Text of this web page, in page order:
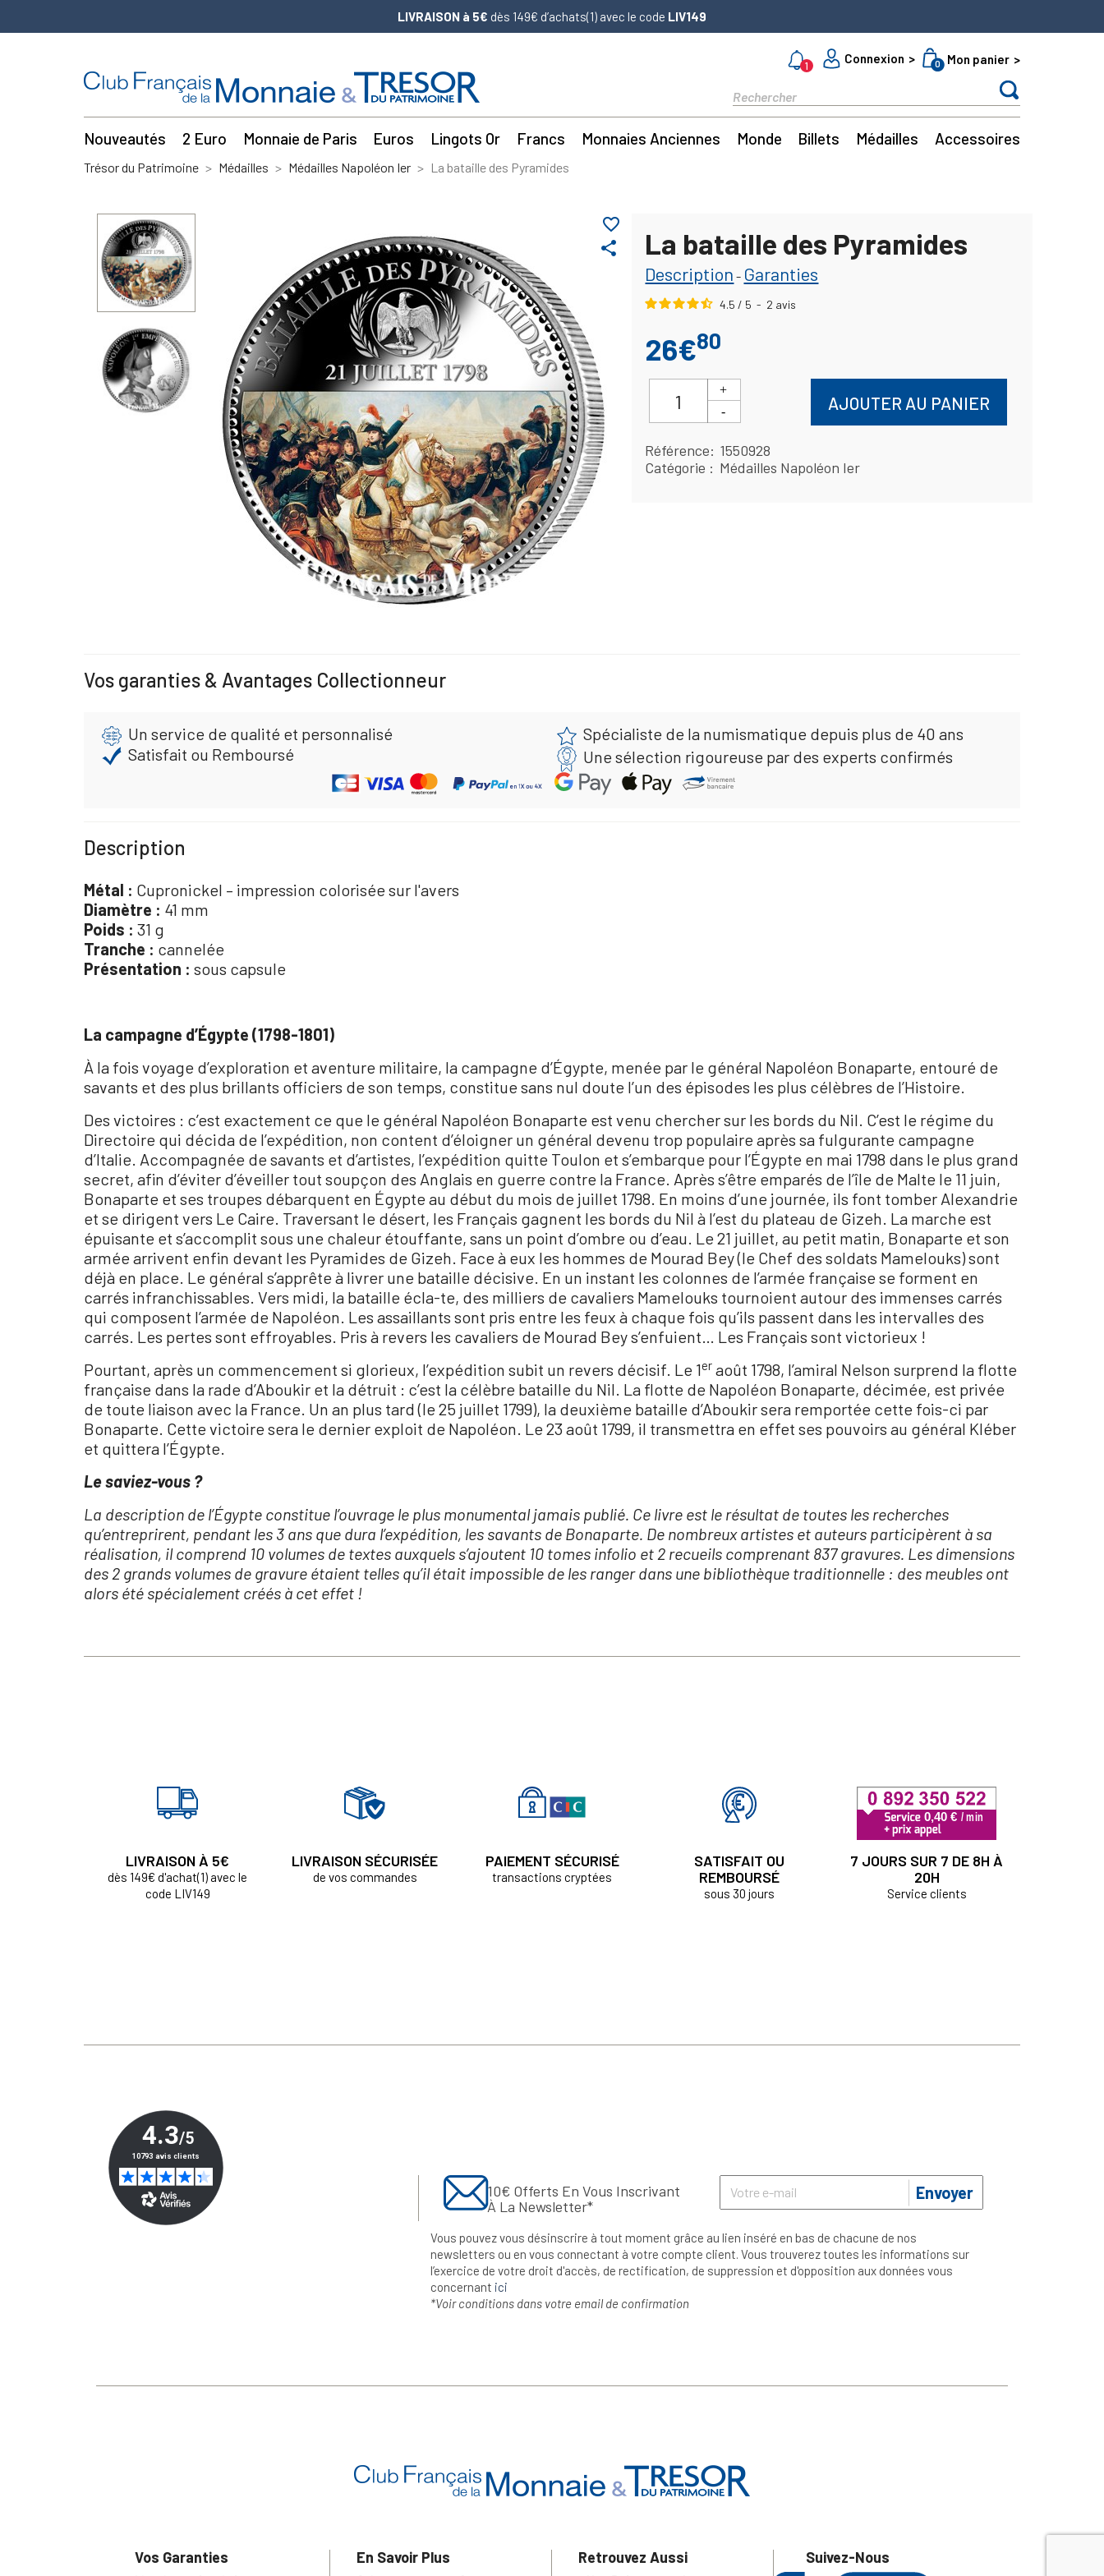
LIVRAISON à 5€ dès 149€ d’achats(1) avec le code LIV149
1
Connexion 0 Mon panier
Nouveautés 2 Euro Monnaie de Paris Euros Lingots Or Francs Monnaies Anciennes Monde Billets Médailles Accessoires
Trésor du Patrimoine Médailles Médailles Napoléon Ier La bataille des Pyramides
share
favorite_border
La bataille des Pyramides
Description - Garanties
4.5 / 5 - 2 avis
26€80
AJOUTER AU PANIER
Référence
1550928
Catégorie
Médailles Napoléon Ier
Vos garanties & Avantages Collectionneur
Un service de qualité et personnalisé
Spécialiste de la numismatique depuis plus de 40 ans
Satisfait ou Remboursé
Une sélection rigoureuse par des experts confirmés
Description
Métal : Cupronickel – impression colorisée sur l'avers
Diamètre : 41 mm
Poids : 31 g
Tranche : cannelée
Présentation : sous capsule
La campagne d’Égypte (1798-1801)
À la fois voyage d’exploration et aventure militaire, la campagne d’Égypte, menée par le général Napoléon Bonaparte, entouré de
savants et des plus brillants officiers de son temps, constitue sans nul doute l’un des épisodes les plus célèbres de l’Histoire.
Des victoires : c’est exactement ce que le général Napoléon Bonaparte est venu chercher sur les bords du Nil. C’est le régime du
Directoire qui décida de l’expédition, non content d’éloigner un général devenu trop populaire après sa fulgurante campagne
d’Italie. Accompagnée de savants et d’artistes, l’expédition quitte Toulon et s’embarque pour l’Égypte en mai 1798 dans le plus grand
secret, afin d’éviter d’éveiller tout soupçon des Anglais en guerre contre la France. Après s’être emparés de l’île de Malte le 11 juin,
Bonaparte et ses troupes débarquent en Égypte au début du mois de juillet 1798. En moins d’une journée, ils font tomber Alexandrie
et se dirigent vers Le Caire. Traversant le désert, les Français gagnent les bords du Nil à l’est du plateau de Gizeh. La marche est
épuisante et s’accomplit sous une chaleur étouffante, sans un point d’ombre ou d’eau. Le 21 juillet, au petit matin, Bonaparte et son
armée arrivent enfin devant les Pyramides de Gizeh. Face à eux les hommes de Mourad Bey (le Chef des soldats Mamelouks) sont
déjà en place. Le général s’apprête à livrer une bataille décisive. En un instant les colonnes de l’armée française se forment en
carrés infranchissables. Vers midi, la bataille écla-te, des milliers de cavaliers Mamelouks tournoient autour des immenses carrés
qui composent l’armée de Napoléon. Les assaillants sont pris entre les feux à chaque fois qu’ils passent dans les intervalles des
carrés. Les pertes sont effroyables. Pris à revers les cavaliers de Mourad Bey s’enfuient… Les Français sont victorieux !
Pourtant, après un commencement si glorieux, l’expédition subit un revers décisif. Le 1er août 1798, l’amiral Nelson surprend la flotte
française dans la rade d’Aboukir et la détruit : c’est la célèbre bataille du Nil. La flotte de Napoléon Bonaparte, décimée, est privée
de toute liaison avec la France. Un an plus tard (le 25 juillet 1799), la deuxième bataille d’Aboukir sera remportée cette fois-ci par
Bonaparte. Cette victoire sera le dernier exploit de Napoléon. Le 23 août 1799, il transmettra en effet ses pouvoirs au général Kléber
et quittera l’Égypte.
Le saviez-vous ?
La description de l’Égypte constitue l’ouvrage le plus monumental jamais publié. Ce livre est le résultat de toutes les recherches
qu’entreprirent, pendant les 3 ans que dura l’expédition, les savants de Bonaparte. De nombreux artistes et auteurs participèrent à sa
réalisation, il comprend 10 volumes de textes auxquels s’ajoutent 10 tomes infolio et 2 recueils comprenant 837 gravures. Les dimensions
des 2 grands volumes de gravure étaient telles qu’il était impossible de les ranger dans une bibliothèque traditionnelle : des meubles ont
alors été spécialement créés à cet effet !
LIVRAISON À 5€
dès 149€ d'achat(1) avec le
code LIV149
LIVRAISON SÉCURISÉE
de vos commandes
PAIEMENT SÉCURISÉ
transactions cryptées
SATISFAIT OU
REMBOURSÉ
sous 30 jours
7 JOURS SUR 7 DE 8H À
20H
Service clients
10€ Offerts En Vous Inscrivant
À La Newsletter*
Envoyer
Vous pouvez vous désinscrire à tout moment grâce au lien inséré en bas de chacune de nos
newsletters ou en vous connectant à votre compte client. Vous trouverez toutes les informations sur
l’exercice de votre droit d'accès, de rectification, de suppression et d'opposition aux données vous
concernant ici
*Voir conditions dans votre email de confirmation
Vos Garanties En Savoir Plus Retrouvez Aussi Suivez-Nous